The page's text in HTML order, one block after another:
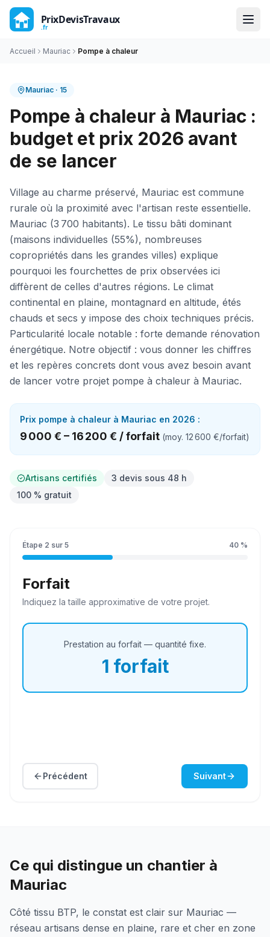
Accueil Mauriac Pompe à chaleur
Mauriac · 15
Pompe à chaleur à Mauriac :
budget et prix 2026 avant
de se lancer
Village au charme préservé, Mauriac est commune
rurale où la proximité avec l'artisan reste essentielle.
Mauriac (3 700 habitants). Le tissu bâti dominant
(maisons individuelles (55%), nombreuses
copropriétés dans les grandes villes) explique
pourquoi les fourchettes de prix observées ici
diffèrent de celles d'autres régions. Le climat
continental en plaine, montagnard en altitude, étés
chauds et secs y impose des choix techniques précis.
Particularité locale notable : forte demande rénovation
énergétique. Notre objectif : vous donner les chiffres
et les repères concrets dont vous avez besoin avant
de lancer votre projet pompe à chaleur à Mauriac.
Prix pompe à chaleur à Mauriac en 2026 :
9 000 € – 16 200 € /forfait (moy. 12 600 €/forfait)
Artisans certifiés
3 devis sous 48 h
100 % gratuit
Étape 2 sur 5 40 %
Forfait
Indiquez lataille approximative de votre projet.
Prestation au forfait — quantité fixe.
1 forfait
Précédent Suivant
Ce qui distingue un chantier à
Mauriac
Côté tissu BTP, le constat est clair sur Mauriac —
réseau artisans dense en plaine, rare et cher en zone